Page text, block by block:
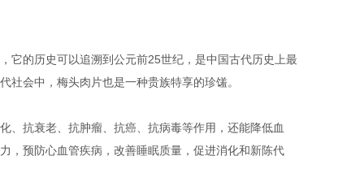
它的历史可以追溯到公元前25世纪，是中国古代历史上最
会中，梅头肉片也是一种贵族特享的珍馐。
、抗衰老、抗肿瘤、抗癌、抗病毒等作用，还能降低血
，预防心血管疾病，改善睡眠质量，促进消化和新陈代